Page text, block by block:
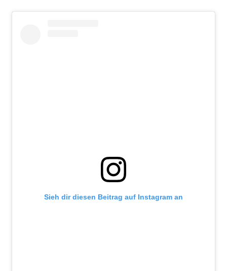
Sieh dir diesen Beitrag auf Instagram an